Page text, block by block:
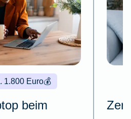
💰
1.800 Euro
beim